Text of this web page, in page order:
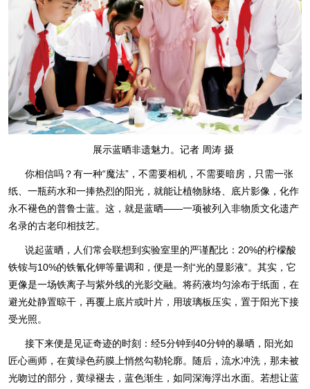
展示蓝晒非遗魅力。记者 周涛 摄
你相信吗？有一种“魔法”，不需要相机，不需要暗房，只需一张
纸、一瓶药水和一捧热烈的阳光，就能让植物脉络、底片影像，化作
永不褪色的普鲁士蓝。这，就是蓝晒——一项被列入非物质文化遗产
名录的古老印相技艺。
说起蓝晒，人们常会联想到实验室里的严谨配比：20%的柠檬酸
铁铵与10%的铁氰化钾等量调和，便是一剂“光的显影液”。其实，它
更像是一场铁离子与紫外线的光影交融。将药液均匀涂布于纸面，在
避光处静置晾干，再覆上底片或叶片，用玻璃板压实，置于阳光下接
受光照。
接下来便是见证奇迹的时刻：经5分钟到40分钟的暴晒，阳光如
匠心画师，在黄绿色药膜上悄然勾勒轮廓。随后，流水冲洗，那未被
光吻过的部分，黄绿褪去，蓝色渐生，如同深海浮出水面。若想让蓝